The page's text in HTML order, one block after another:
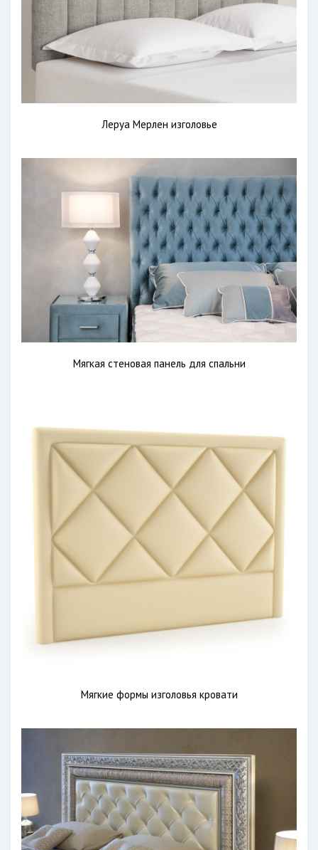
Леруа Мерлен изголовье
Мягкая стеновая панель для спальни
Мягкие формы изголовья кровати